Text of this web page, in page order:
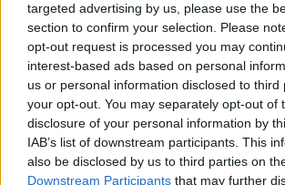
targeted advertising by us, please use the
section to confirm your selection. Please
opt-out request is processed you may
interest-based ads based on personal
us or personal information disclosed to third
your opt-out. You may separately opt-out of
disclosure of your personal information by
IAB’s list of downstream participants. This
also be disclosed by us to third parties on
Downstream Participants that may further
Új gyalogosátkelők és
csomópont épül
Másfélszeresére bővítik
Hódmezővásárhely jó
iskoláját